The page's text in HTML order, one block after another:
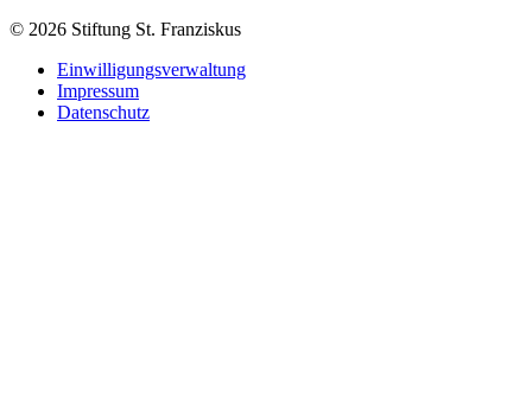
© 2026 Stiftung St. Franziskus
Einwilligungsverwaltung
Impressum
Datenschutz